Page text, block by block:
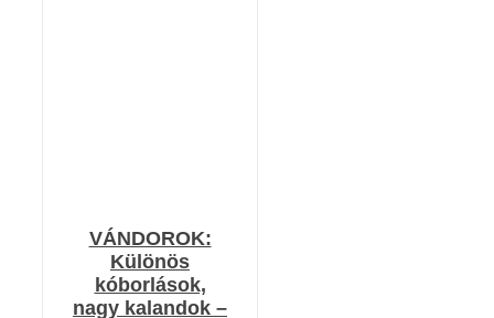
VÁNDOROK:
Különös
kóborlások,
nagy kalandok –